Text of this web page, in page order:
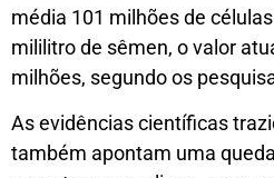
média 101 milhões de
mililitro de sêmen, o valor
milhões, segundo os
As evidências científicas
também apontam uma